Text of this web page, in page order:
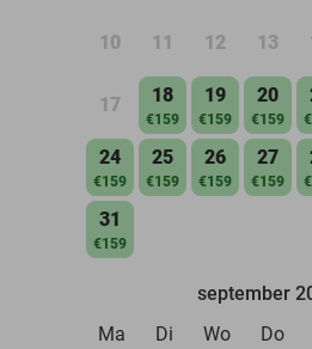
10 11 12 13
17 18
€159
19
€159
20
€159
24
€159
25
€159
26
€159
27
€159
31
€159
september
Ma
Di Wo Do